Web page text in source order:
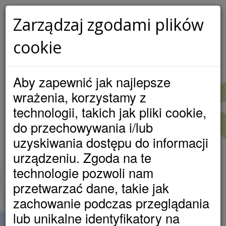
Zarządzaj zgodami plików
cookie
Aby zapewnić jak najlepsze
wrażenia, korzystamy z
technologii, takich jak pliki cookie,
do przechowywania i/lub
uzyskiwania dostępu do informacji
urządzeniu. Zgoda na te
technologie pozwoli nam
przetwarzać dane, takie jak
zachowanie podczas przeglądania
lub unikalne identyfikatory na
LOKATA W SAM RAZ DLA
CIEBIE!
MASZ OSZCZĘDNOŚCI? ZAINWESTUJ JE I PATRZ JAK
SZYBKO ROSNĄ!
Atrakcyjne oprocentowanie
- do 4 % w skali roku
Niewielka minimalna kwota wpłaty
- jedynie 500 pln
Możliwy krótki czas trwania lokaty
- tylko 2 miesiące